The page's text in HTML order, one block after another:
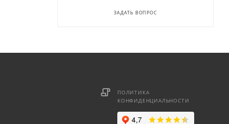
ЗАДАТЬ ВОПРОС
ПОЛИТИКА
КОНФИДЕНЦИАЛЬНОСТИ